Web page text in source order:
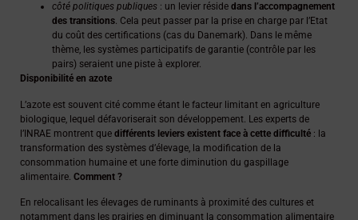
côté politiques publiques : un levier réside dans l’accompagnement
des transitions. Cela peut passer par la prise en charge par l’Etat
du coût des certifications (cas du Danemark). Dans le même
thème, les systèmes participatifs de garantie (contrôle par les
pairs) seraient une piste à explorer.
Disponibilité en azote
L’azote est souvent cité comme étant le facteur limitant en agriculture
biologique, lequel défavoriserait son développement. Les experts de
l’INRAE montrent que différents leviers existent face à cette difficulté : la
transformation des systèmes d’élevage, la modification de la
consommation humaine et une forte diminution du gaspillage
alimentaire. Comment ?
En relocalisant les élevages de ruminants à proximité des cultures et
notamment dans les prairies en diminuant la consommation alimentaire